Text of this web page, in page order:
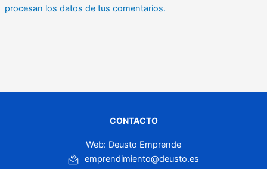
procesan los datos de tus comentarios.
CONTACTO
Web: Deusto Emprende
emprendimiento@deusto.es